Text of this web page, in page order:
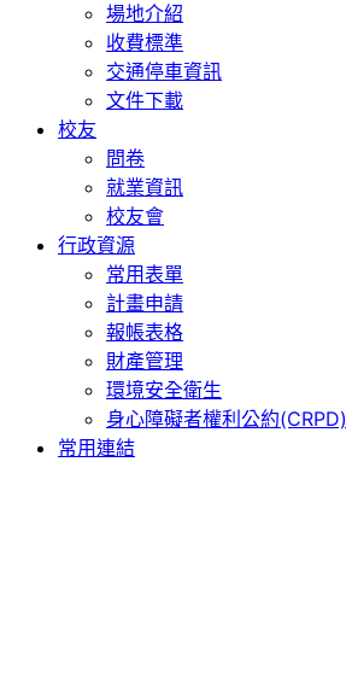
場地介紹
收費標準
交通停車資訊
文件下載
校友
問卷
就業資訊
校友會
行政資源
常用表單
計畫申請
報帳表格
財產管理
環境安全衛生
身心障礙者權利公約(CRPD)
常用連結